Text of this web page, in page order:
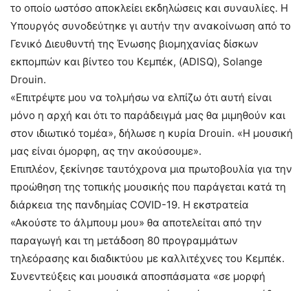
το οποίο ωστόσο αποκλείει εκδηλώσεις και συναυλίες. Η
Υπουργός συνοδεύτηκε γι αυτήν την ανακοίνωση από το
Γενικό Διευθυντή της Ένωσης βιομηχανίας δίσκων
εκπομπών και βίντεο του Κεμπέκ, (ADISQ), Solange
Drouin.
«Επιτρέψτε μου να τολμήσω να ελπίζω ότι αυτή είναι
μόνο η αρχή και ότι το παράδειγμά μας θα μιμηθούν και
στον ιδιωτικό τομέα», δήλωσε η κυρία Drouin. «Η μουσική
μας είναι όμορφη, ας την ακούσουμε».
Επιπλέον, ξεκίνησε ταυτόχρονα μια πρωτοβουλία για την
προώθηση της τοπικής μουσικής που παράγεται κατά τη
διάρκεια της πανδημίας COVID-19. Η εκστρατεία
«Ακούστε το άλμπουμ μου» θα αποτελείται από την
παραγωγή και τη μετάδοση 80 προγραμμάτων
τηλεόρασης και διαδικτύου με καλλιτέχνες του Κεμπέκ.
Συνεντεύξεις και μουσικά αποσπάσματα «σε μορφή